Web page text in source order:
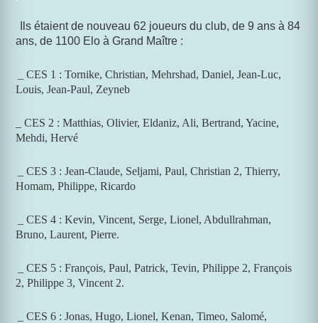
Ils étaient de nouveau 62 joueurs du club, de 9 ans à 84
ans, de 1100 Elo à Grand Maître :
_ CES 1 : Tornike, Christian, Mehrshad, Daniel, Jean-Luc,
Louis, Jean-Paul, Zeyneb
_ CES 2 : Matthias, Olivier, Eldaniz, Ali, Bertrand, Yacine,
Mehdi, Hervé
_ CES 3 : Jean-Claude, Seljami, Paul, Christian 2, Thierry,
Homam, Philippe, Ricardo
_ CES 4 : Kevin, Vincent, Serge, Lionel, Abdullrahman,
Bruno, Laurent, Pierre.
_ CES 5 : François, Paul, Patrick, Tevin, Philippe 2, François
2, Philippe 3, Vincent 2.
_ CES 6 : Jonas, Hugo, Lionel, Kenan, Timeo, Salomé,